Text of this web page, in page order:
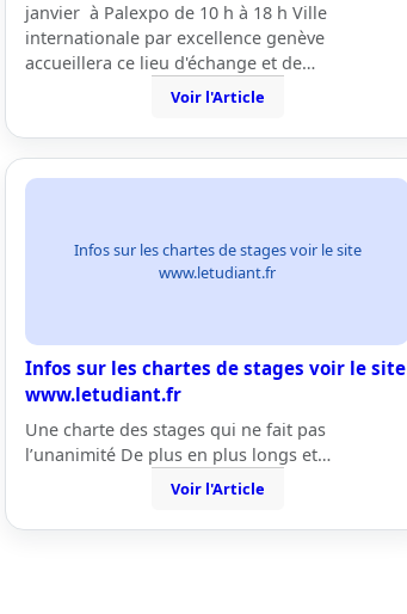
janvier à Palexpo de 10 h à 18 h Ville
internationale par excellence genève
accueillera ce lieu d'échange et de…
Voir l'Article
Infos sur les chartes de stages voir le site
www.letudiant.fr
Infos sur les chartes de stages voir le site
www.letudiant.fr
Une charte des stages qui ne fait pas
l’unanimité De plus en plus longs et…
Voir l'Article